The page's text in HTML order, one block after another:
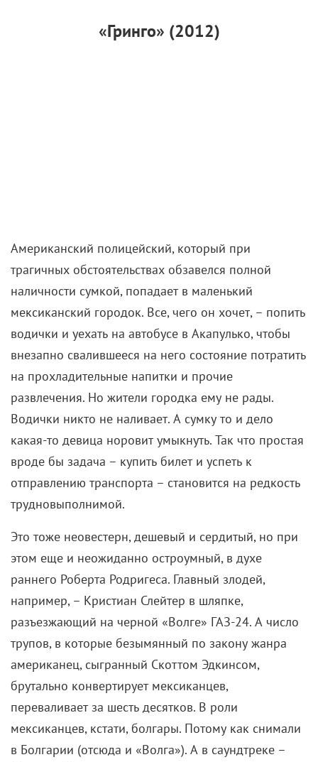
«Гринго» (2012)
Американский полицейский, который при
трагичных обстоятельствах обзавелся полной
наличности сумкой, попадает в маленький
мексиканский городок. Все, чего он хочет, – попить
водички и уехать на автобусе в Акапулько, чтобы
внезапно свалившееся на него состояние потратить
на прохладительные напитки и прочие
развлечения. Но жители городка ему не рады.
Водички никто не наливает. А сумку то и дело
какая-то девица норовит умыкнуть. Так что простая
вроде бы задача – купить билет и успеть к
отправлению транспорта – становится на редкость
трудновыполнимой.
Это тоже неовестерн, дешевый и сердитый, но при
этом еще и неожиданно остроумный, в духе
раннего Роберта Родригеса. Главный злодей,
например, – Кристиан Слейтер в шляпке,
разъезжающий на черной «Волге» ГАЗ-24. А число
трупов, в которые безымянный по закону жанра
американец, сыгранный Скоттом Эдкинсом,
брутально конвертирует мексиканцев,
переваливает за шесть десятков. В роли
мексиканцев, кстати, болгары. Потому как снимали
в Болгарии (отсюда и «Волга»). А в саундтреке –